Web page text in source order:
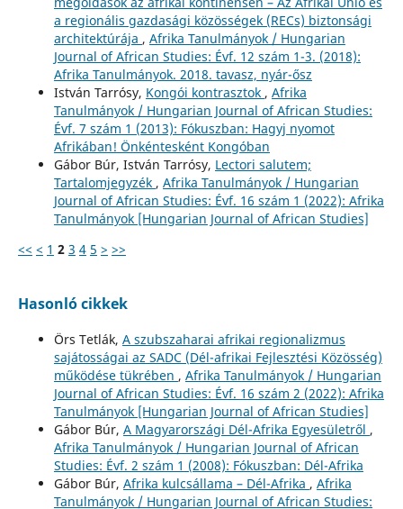
a regionális gazdasági közösségek (RECs) biztonsági
architektúrája , Afrika Tanulmányok / Hungarian
Journal of African Studies: Évf. 12 szám 1-3. (2018):
Afrika Tanulmányok. 2018. tavasz, nyár-ősz
István Tarrósy, Kongói kontrasztok , Afrika
Tanulmányok / Hungarian Journal of African Studies:
Évf. 7 szám 1 (2013): Fókuszban: Hagyj nyomot
Afrikában! Önkéntesként Kongóban
Gábor Búr, István Tarrósy, Lectori salutem;
Tartalomjegyzék , Afrika Tanulmányok / Hungarian
Journal of African Studies: Évf. 16 szám 1 (2022): Afrika
Tanulmányok [Hungarian Journal of African Studies]
<< < 1 2 3 4 5 > >>
Hasonló cikkek
Örs Tetlák, A szubszaharai afrikai regionalizmus
sajátosságai az SADC (Dél-afrikai Fejlesztési Közösség)
működése tükrében , Afrika Tanulmányok / Hungarian
Journal of African Studies: Évf. 16 szám 2 (2022): Afrika
Tanulmányok [Hungarian Journal of African Studies]
Gábor Búr, A Magyarországi Dél-Afrika Egyesületről ,
Afrika Tanulmányok / Hungarian Journal of African
Studies: Évf. 2 szám 1 (2008): Fókuszban: Dél-Afrika
Gábor Búr, Afrika kulcsállama – Dél-Afrika , Afrika
Tanulmányok / Hungarian Journal of African Studies: